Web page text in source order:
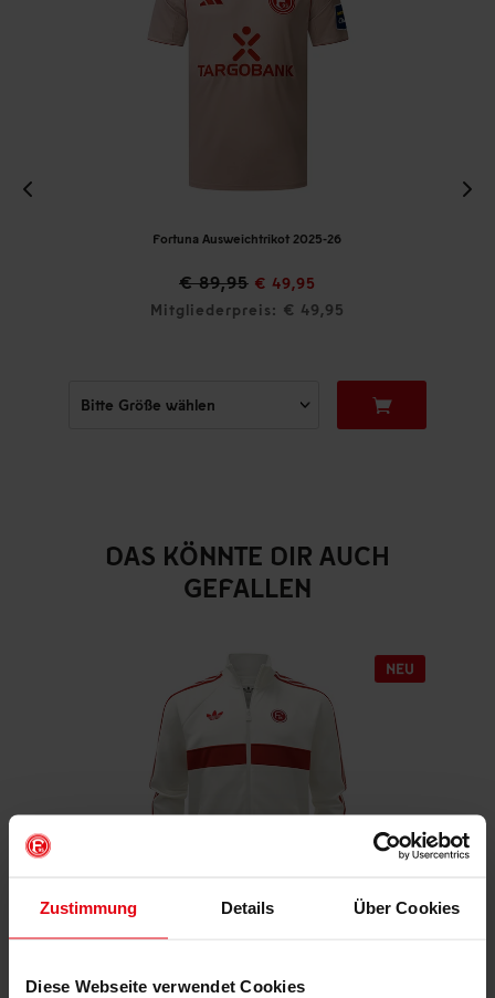
Zustimmung Details Über Cookies
Diese Webseite verwendet Cookies
Fortuna Ausweichtrikot 2025-26
€ 89,95 € 49,95
Mitgliederpreis: € 49,95
DAS KÖNNTE DIR AUCH
GEFALLEN
€ 99,95